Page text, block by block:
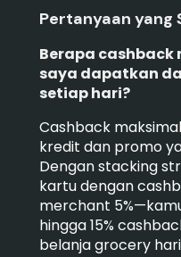
Pertanyaan yang
Berapa cashback
saya dapatkan
setiap hari?
Cashback
kredit dan promo
Dengan stacking
kartu dengan
merchant
hingga 15%
belanja grocery